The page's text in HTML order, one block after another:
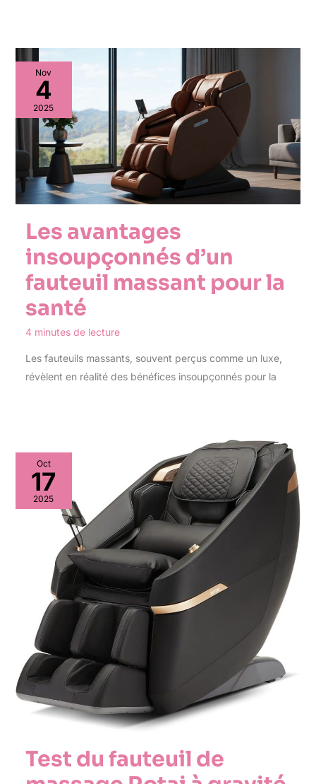
Nov
4
2025
Les avantages
insoupçonnés d’un
fauteuil massant pour la
santé
4 minutes de lecture
Les fauteuils massants, souvent perçus comme un luxe,
révèlent en réalité des bénéfices insoupçonnés pour la
Oct
17
2025
Test du fauteuil de